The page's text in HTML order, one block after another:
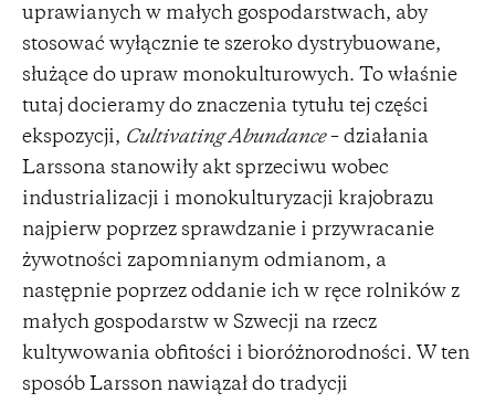
uprawianych w małych gospodarstwach, aby
stosować wyłącznie te szeroko dystrybuowane,
służące do upraw monokulturowych. To właśnie
tutaj docieramy do znaczenia tytułu tej części
ekspozycji, Cultivating Abundance– działania
Larssona stanowiły akt sprzeciwu wobec
industrializacji i monokulturyzacji krajobrazu
najpierw poprzez sprawdzanie i przywracanie
żywotności zapomnianym odmianom, a
następnie poprzez oddanie ich w ręce rolników z
małych gospodarstw w Szwecji na rzecz
kultywowania obfitości i bioróżnorodności. W ten
sposób Larsson nawiązał do tradycji